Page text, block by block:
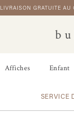
LIVRAISON GRATUITE AU
Affiches Enfant
SERVICE